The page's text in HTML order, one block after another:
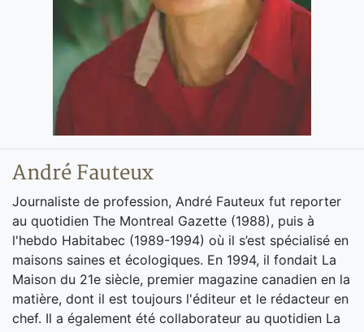
André Fauteux
Journaliste de profession, André Fauteux fut reporter
au quotidien The Montreal Gazette (1988), puis à
l'hebdo Habitabec (1989-1994) où il s’est spécialisé en
maisons saines et écologiques. En 1994, il fondait La
Maison du 21e siècle, premier magazine canadien en la
matière, dont il est toujours l'éditeur et le rédacteur en
chef. Il a également été collaborateur au quotidien La